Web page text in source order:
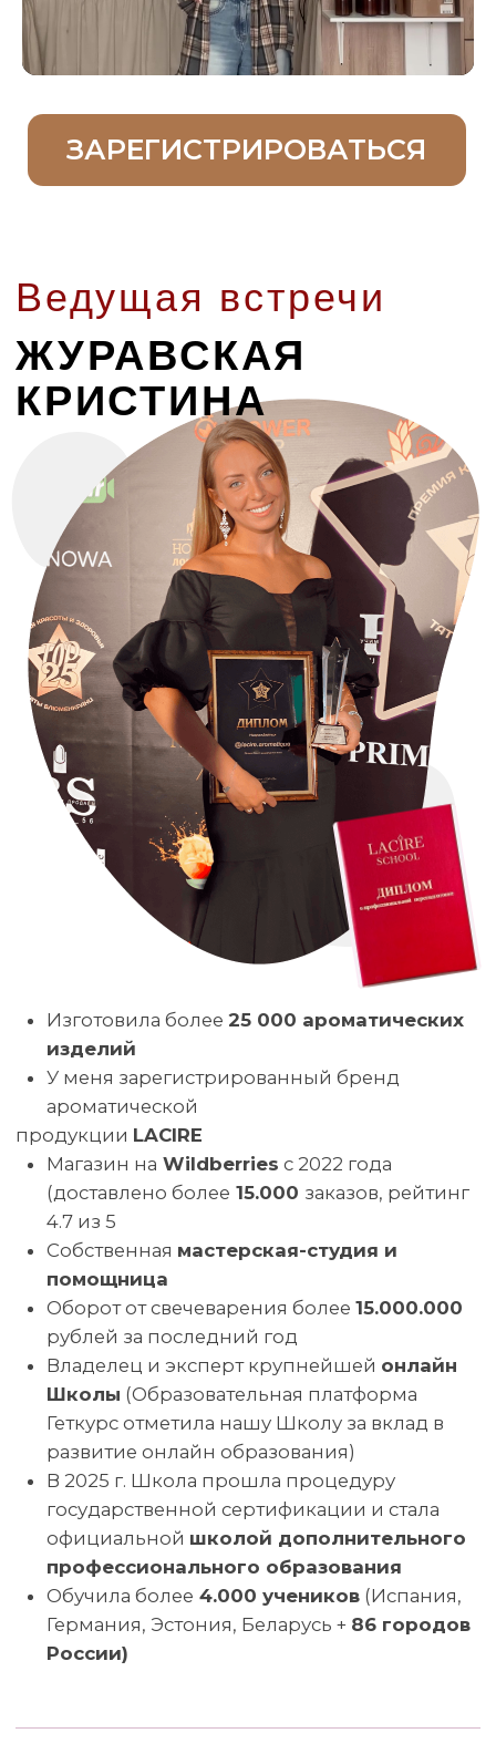
Обучила более 4.000 учеников(Испания,
Германия, Эстония, Беларусь +86 городов
ДЕЛИТЬСЯ
ЗНАНИЯМИ
РЕГИСТРИРУЙСЯ
ПРИНЯТЬ УЧАСТИЕ
ПРЯМО СЕЙЧАС
К ПОКОРЕНИЮ ПИНТЕРЕСТ:
ВЫ ПОЛУЧИТЕ ПО ИТОГАМ
УЧАСТИЯ В ПРЯМОМ ЭФИРЕ
ЗА УСПЕШНУЮ
РЕГИСТРАЦИЮ ВАМ ПРИДЕТ
ПЕРВЫЙ ПОДАРОК —
СВАДЕБНОГО СЕЗОНА ДЛЯ
И НЕ ПРОПУСКАЙТЕ ВСТРЕЧУ, КОТОРАЯ СТАНЕТ
СТАРТОМ К СОЗДАНИЮ ВАШЕЙ ПЕРВОЙ
АРОМАТИЧЕСКОЙ КОЛЛЕКЦИИ И ЗАРАБОТКУ
ЭТИМ ЛЕТОМ, ПОКА ДРУГИЕ ОТДЫХАЮТ И
СИДЯТ БЕЗ ЗАКАЗОВ
8 АВГУСТА В 10:00
© Школа свечеварения LACIRE.SCHOOL
ИП Журавская Кристина Юрьевна
ОГРНИП 322774600015151
ИНН 772613512654
Политика конфидациальности
Согласие на получение рекламной рассылки и
рекламных материалов
Согласие на публикацию отзывов
Договор публичной оферты
Согласие на обработку персональных данных
все права защищены, 2026
Сведения об образовательной организации
Связаться с нами через e-mail
Телефон: +7 996 105 62 46
Pinterest